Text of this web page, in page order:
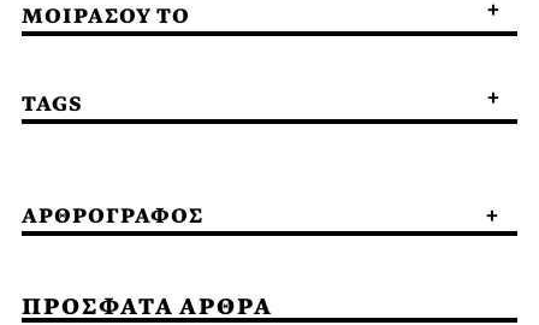
ΜΟΙΡΑΣΟΥ ΤΟ
TAGS
ΑΡΘΡΟΓΡΑΦΟΣ
ΠΡΟΣΦΑΤΑ ΑΡΘΡΑ